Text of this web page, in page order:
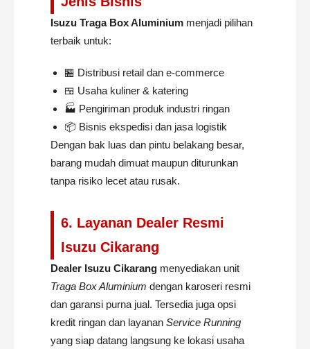
Isuzu Traga Box Aluminium menjadi pilihan
terbaik untuk:
🏪 Distribusi retail dan e-commerce
🍱 Usaha kuliner & katering
🏭 Pengiriman produk industri ringan
📦 Bisnis ekspedisi dan jasa logistik
Dengan bak luas dan pintu belakang besar,
barang mudah dimuat maupun diturunkan
tanpa risiko lecet atau rusak.
6. Layanan Dealer Resmi
Isuzu Cikarang
Dealer Isuzu Cikarang menyediakan unit
Traga Box Aluminium dengan karoseri resmi
dan garansi purna jual. Tersedia juga opsi
kredit ringan dan layanan Service Running
yang siap datang langsung ke lokasi usaha